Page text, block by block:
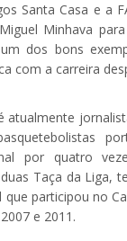
Santa Casa e a
Minhava
dos bons
com a carreira
atualmente
por quatro
Taça da Liga,
que participou no
e 2011.